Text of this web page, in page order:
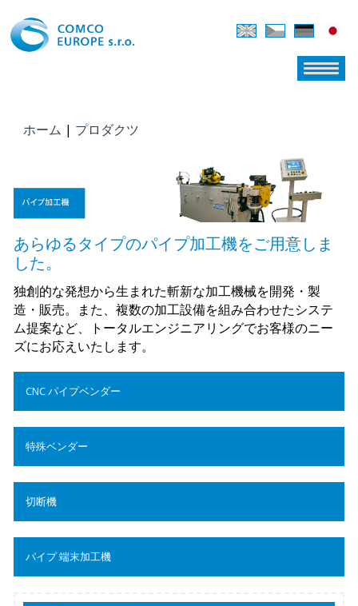
現在地
ホーム | プロダクツ
あらゆるタイプのパイプ加工機をご用意しま
した。
独創的な発想から⽣まれた斬新な加⼯機械を開発・製
造・販売。また、複数の加工設備を組み合わせたシステ
ム提案など、トータルエンジニアリングでお客様のニー
ズにお応えいたします。
CNC パイプベンダー
特殊ベンダー
切断機
パイプ 端末加工機